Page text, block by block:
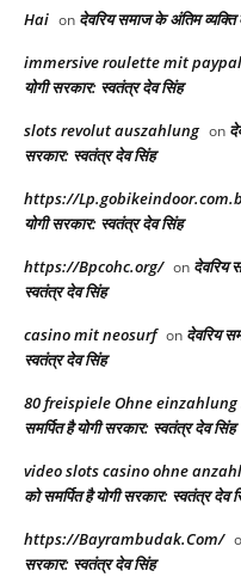
Hai on देवरिय समाज के अंतिम व्यक्ति
immersive roulette mit paypal
योगी सरकार: स्वतंत्र देव सिंह
slots revolut auszahlung on
सरकार: स्वतंत्र देव सिंह
https://
योगी सरकार: स्वतंत्र देव सिंह
https://Bpcohc.org/ on देवरिय
स्वतंत्र देव सिंह
casino mit neosurf on देवरिय
स्वतंत्र देव सिंह
80 freispiele Ohne
समर्पित है योगी सरकार: स्वतंत्र देव सिंह
video slots casino ohne
को समर्पित है योगी सरकार: स्वतंत्र देव
https://Bayrambudak.Com/
सरकार: स्वतंत्र देव सिंह